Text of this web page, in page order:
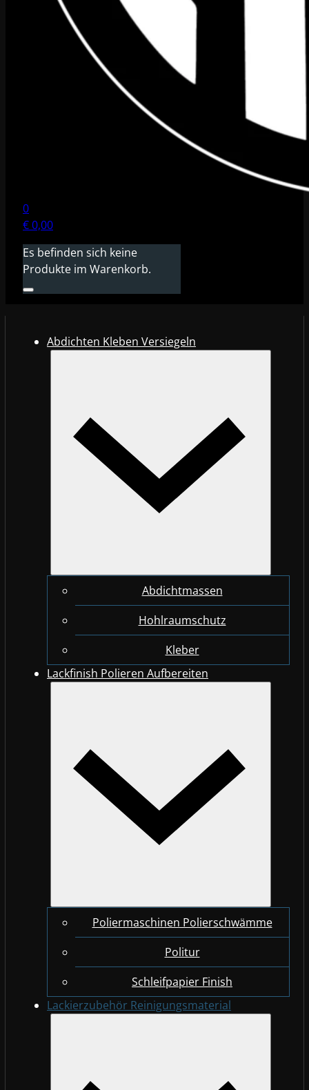
0
€0,00
Es befinden sich keine
Produkte im Warenkorb.
Abdichten Kleben Versiegeln
Abdichtmassen
Hohlraumschutz
Kleber
Lackfinish Polieren Aufbereiten
Poliermaschinen Polierschwämme
Politur
Schleifpapier Finish
Lackierzubehör Reinigungsmaterial